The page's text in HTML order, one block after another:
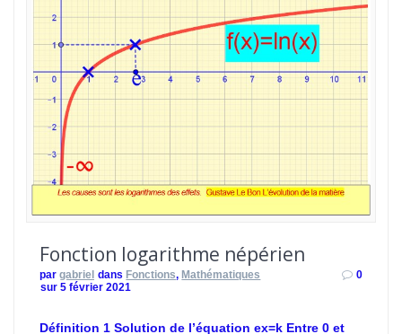
Fonction logarithme népérien
par gabriel dans Fonctions, Mathématiques
sur 5 février 2021
0
Définition 1 Solution de l’équation ex=k Entre 0 et